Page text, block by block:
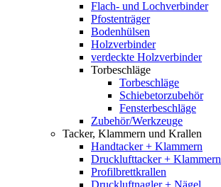
Flach- und Lochverbinder
Pfostenträger
Bodenhülsen
Holzverbinder
verdeckte Holzverbinder
Torbeschläge
Torbeschläge
Schiebetorzubehör
Fensterbeschläge
Zubehör/Werkzeuge
Tacker, Klammern und Krallen
Handtacker + Klammern
Drucklufttacker + Klammern
Profilbrettkrallen